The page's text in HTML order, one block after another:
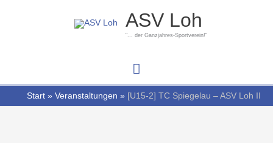
ASV Loh
"... der Ganzjahres-Sportverein!"
Hauptmenü
Start Veranstaltungen [U15-2] TC Spiegelau – ASV Loh II